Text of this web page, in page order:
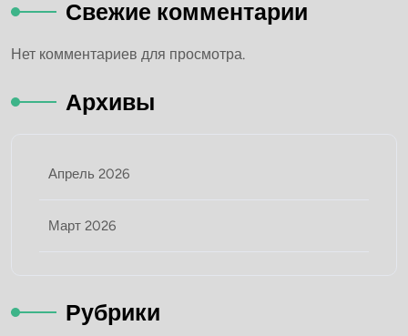
Свежие комментарии
Нет комментариев для просмотра.
Архивы
Апрель 2026
Март 2026
Рубрики